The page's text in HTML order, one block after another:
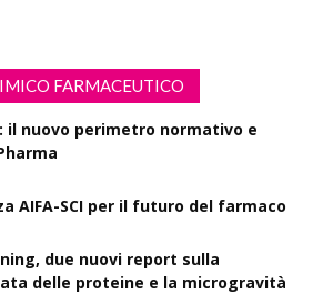
FARMACEUTICO
il nuovo perimetro normativo e
AIFA-SCI per il futuro del farmaco
due nuovi report sulla
delle proteine e la microgravità